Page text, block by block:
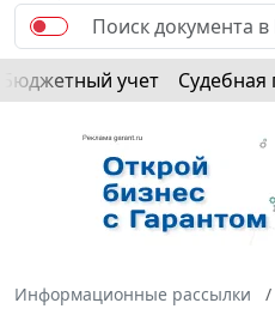
Бюджетный учет Судебная
Информационные рассылки